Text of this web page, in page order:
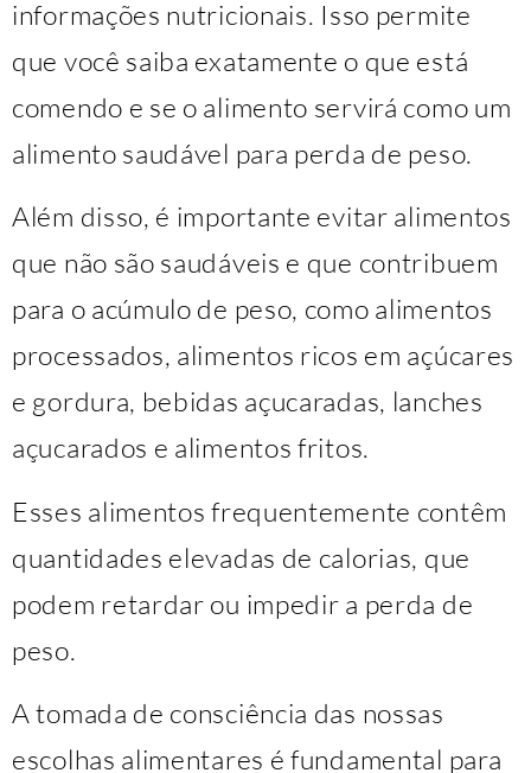
informações nutricionais. Isso permite
que você saiba exatamente o que está
comendo e se o alimento servirá como um
alimento saudável para perda de peso.
Além disso, é importante evitar alimentos
que não são saudáveis ​​e que contribuem
para o acúmulo de peso, como alimentos
processados, alimentos ricos em açúcares
e gordura, bebidas açucaradas, lanches
açucarados e alimentos fritos.
Esses alimentos frequentemente contêm
quantidades elevadas de calorias, que
podem retardar ou impedir a perda de
peso.
A tomada de consciência das nossas
escolhas alimentares é fundamental para